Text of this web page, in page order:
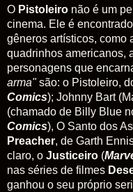
O Pistoleiro não é um
cinema. Ele é
gêneros artísticos, como
quadrinhos americanos,
personagens que
arma"são: o Pistoleiro,
Comics); Johnny Bart
(chamado de Billy Blue
Comics), O Santo dos
Preacher, de Garth
claro, o Justiceiro (
nas séries de filmes
ganhou o seu próprio